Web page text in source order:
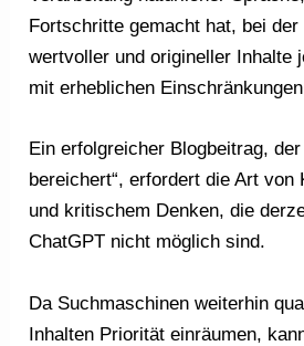
Fortschritte gemacht hat, bei
wertvoller und origineller Inhalte
mit erheblichen
Ein erfolgreicher Blogbeitrag,
bereichert“, erfordert die Art
und kritischem Denken, die
ChatGPT nicht möglich sind.
Da Suchmaschinen weiterhin
Inhalten Priorität einräumen,